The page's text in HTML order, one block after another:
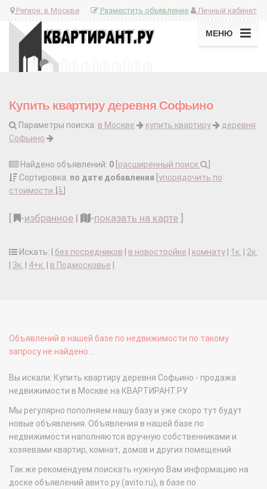
Регион: в Москве Личный кабинет
Разместить объявление
МЕНЮ
Купить квартиру деревня Софьино
Параметры поиска: в Москве купить квартиру
деревня
Софьино
Найдено объявлений: 0 расширенный поиск
Сортировка: по дате добавления упорядочить по
стоимости
-избранное | -показать на карте
Искать: | без посредников в новостройке комнату 1к.
2к.
3к. 4+к. в Подмосковье
Объявлений в нашей базе по недвижимости по такому
запросу не найдено...
Вы искали: Купить квартиру деревня Софьино - продажа
недвижимости в Москве на КВАРТИРАНТ.РУ
Мы регулярно пополняем нашу базу и уже скоро тут будут
новые объявления. Объявления в нашей базе по
недвижимости наполняются вручную собственниками и
хозяевами квартир, комнат, домов и других помещений.
Так же рекомендуем поискать нужную Вам информацию на
доске объявлений авито.ру (avito.ru), в базе по